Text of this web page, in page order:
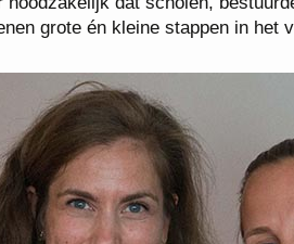
grote én kleine stappen in het